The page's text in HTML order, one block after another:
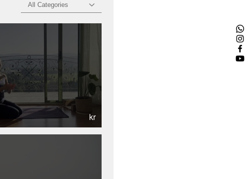
All Categories
kr